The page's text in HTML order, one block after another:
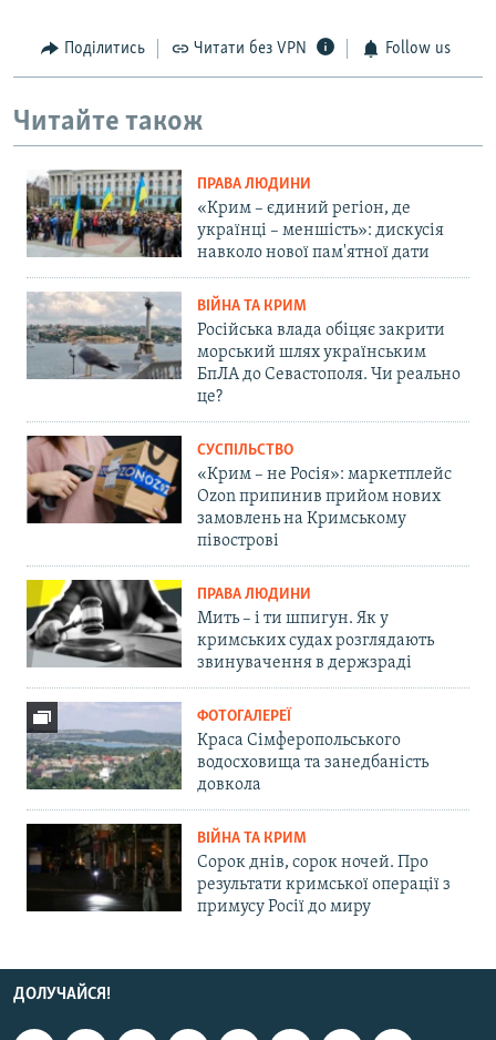
Поділитись Читати без VPN Follow us
Читайте також
ПРАВА ЛЮДИНИ
«Крим – єдиний регіон, де
українці – меншість»: дискусія
навколо нової пам'ятної дати
ВІЙНА ТА КРИМ
Російська влада обіцяє закрити
морський шлях українським
БпЛА до Севастополя. Чи реально
це?
СУСПІЛЬСТВО
«Крим – не Росія»: маркетплейс
Ozon припинив прийом нових
замовлень на Кримському
півострові
ПРАВА ЛЮДИНИ
Мить – і ти шпигун. Як у
кримських судах розглядають
звинувачення в держзраді
ФОТОГАЛЕРЕЇ
Краса Сімферопольського
водосховища та занедбаність
довкола
ВІЙНА ТА КРИМ
Сорок днів, сорок ночей. Про
результати кримської операції з
примусу Росії до миру
ДОЛУЧАЙСЯ!